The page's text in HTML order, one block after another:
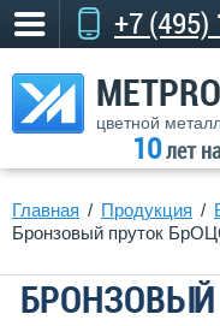
+7 (495)
цветной
10лет
Главная Продукция
Бронзовый пруток